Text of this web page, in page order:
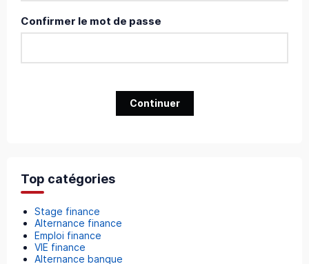
Confirmer le mot de passe
Continuer
Top catégories
Stage finance
Alternance finance
Emploi finance
VIE finance
Alternance banque